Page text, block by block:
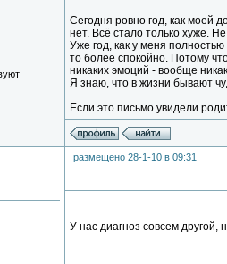
Сегодня ровно год, как моей
нет. Всё стало только хуже.
Уже год, как у меня
то более спокойно. Потому
никаких эмоций - вообще
Я знаю, что в жизни бывают
Если это письмо увидели
размещено 28-1-10 в 09:31
У нас диагноз совсем